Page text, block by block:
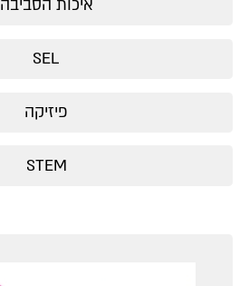
איכות הסביבה
SEL
פיזיקה
STEM